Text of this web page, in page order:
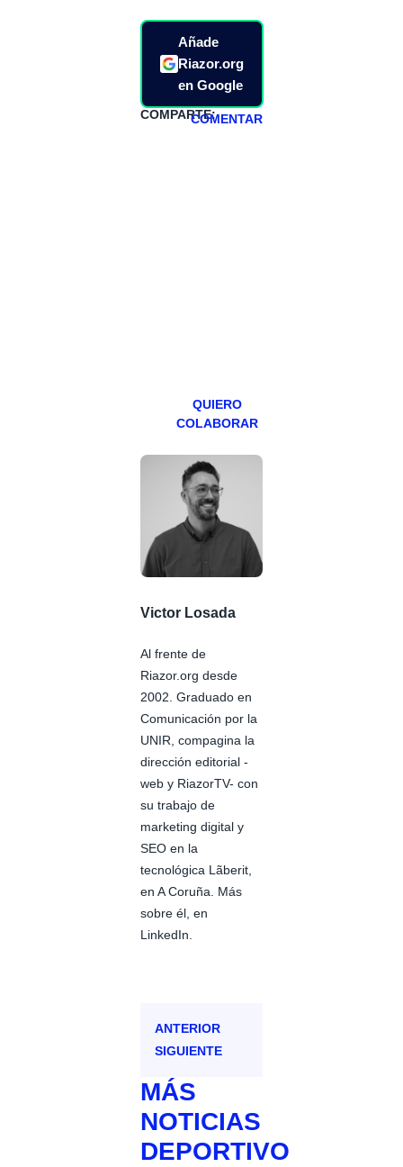
Añade
Riazor.org
en Google
COMPARTE:COMENTAR
QUIERO
COLABORAR
Victor Losada
Al frente de
Riazor.org desde
2002. Graduado en
Comunicación por la
UNIR, compagina la
dirección editorial -
web y RiazorTV- con
su trabajo de
marketing digital y
SEO en la
tecnológica Lãberit,
en A Coruña. Más
sobre él, en
LinkedIn.
ANTERIOR
SIGUIENTE
MÁS
NOTICIAS
DEPORTIVO